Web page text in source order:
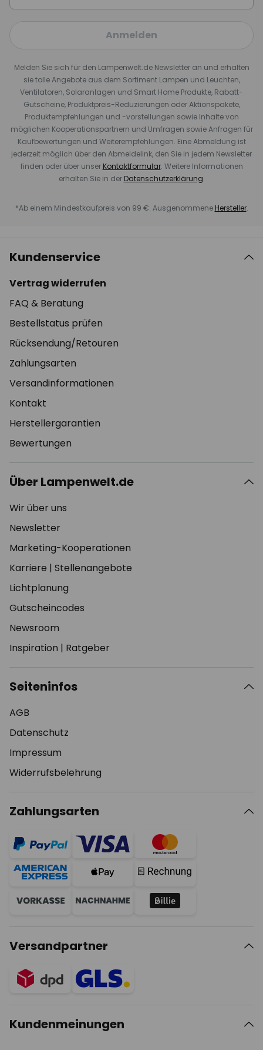
Anmelden
Melden Sie sich für den Lampenwelt.de Newsletter an und erhalten
sie tolle Angebote aus dem Sortiment Lampen und Leuchten,
Ventilatoren, Solaranlagen und Smart Home Produkte, Rabatt-
Gutscheine, Produktpreis-Reduzierungen oder Aktionspakete,
Produktempfehlungen und -vorstellungen sowie Inhalte von
möglichen Kooperationspartnern und Umfragen sowie Anfragen für
Kaufbewertungen und Weiterempfehlungen. Eine Abmeldung ist
jederzeit möglich über den Abmeldelink, den Sie in jedem Newsletter
finden oder über unser Kontaktformular. Weitere Informationen
erhalten Sie in der Datenschutzerklärung.
*Ab einem Mindestkaufpreis von 99 €. Ausgenommene Hersteller.
Kundenservice
Vertrag widerrufen
FAQ & Beratung
Bestellstatus prüfen
Rücksendung/Retouren
Zahlungsarten
Versandinformationen
Kontakt
Herstellergarantien
Bewertungen
Über Lampenwelt.de
Wir über uns
Newsletter
Marketing-Kooperationen
Karriere | Stellenangebote
Lichtplanung
Gutscheincodes
Newsroom
Inspiration | Ratgeber
Seiteninfos
AGB
Datenschutz
Impressum
Widerrufsbelehrung
Zahlungsarten
Versandpartner
Kundenmeinungen